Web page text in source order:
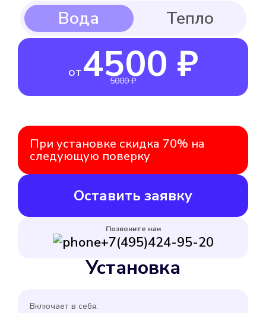
Установка
Включает в себя:
от4500 ₽
5000 ₽
При установке скидка 70% на
следующую поверку
Оставить заявку
Позвоните нам
+7(495)424-95-20